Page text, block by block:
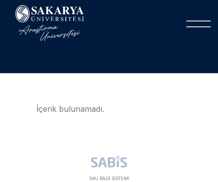
İçerik bulunamadı.
SAU BİLGİ SİSTEMİ